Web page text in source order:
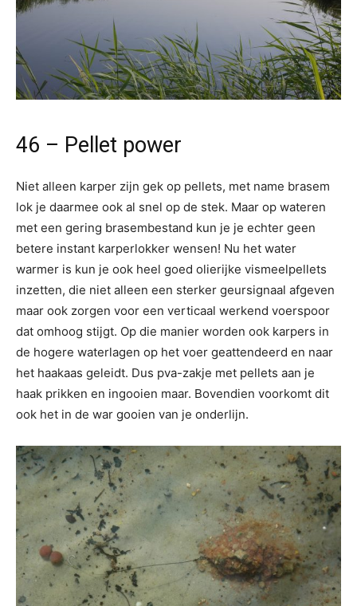
46 – Pellet power
Niet alleen karper zijn gek op pellets, met name brasem
lok je daarmee ook al snel op de stek. Maar op wateren
met een gering brasembestand kun je je echter geen
betere instant karperlokker wensen! Nu het water
warmer is kun je ook heel goed olierijke vismeelpellets
inzetten, die niet alleen een sterker geursignaal afgeven
maar ook zorgen voor een verticaal werkend voerspoor
dat omhoog stijgt. Op die manier worden ook karpers in
de hogere waterlagen op het voer geattendeerd en naar
het haakaas geleidt. Dus pva-zakje met pellets aan je
haak prikken en ingooien maar. Bovendien voorkomt dit
ook het in de war gooien van je onderlijn.